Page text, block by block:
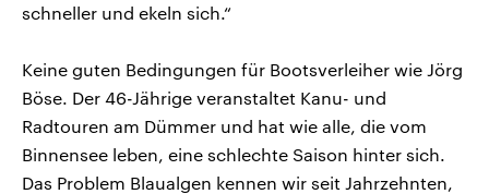
schneller und ekeln sich.“
Keine guten Bedingungen für Bootsverleiher wie Jörg
Böse. Der 46-Jährige veranstaltet Kanu- und
Radtouren am Dümmer und hat wie alle, die vom
Binnensee leben, eine schlechte Saison hinter sich.
Das Problem Blaualgen kennen wir seit Jahrzehnten,